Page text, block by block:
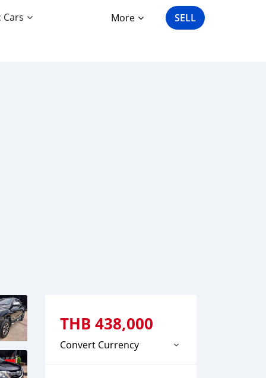
Cars More SELL
THB 438,000
Convert Currency